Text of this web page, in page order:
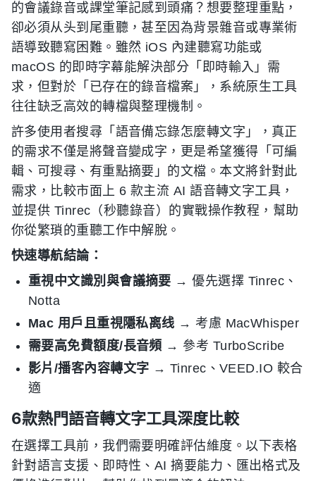
的會議錄音或課堂筆記感到頭痛？想要整理重點，
卻必須从头到尾重聽，甚至因為背景雜音或專業術
語導致聽寫困難。雖然 iOS 內建聽寫功能或
macOS 的即時字幕能解決部分「即時輸入」需
求，但對於「已存在的錄音檔案」，系統原生工具
往往缺乏高效的轉檔與整理機制。
許多使用者搜尋「語音備忘錄怎麼轉文字」，真正
的需求不僅是將聲音變成字，更是希望獲得「可編
輯、可搜尋、有重點摘要」的文檔。本文將針對此
需求，比較市面上 6 款主流 AI 語音轉文字工具，
並提供 Tinrec（秒聽錄音）的實戰操作教程，幫助
你從繁瑣的重聽工作中解脫。
快速導航結論：
重視中文識別與會議摘要 → 優先選擇 Tinrec、
Notta
Mac 用戶且重視隱私离线 → 考慮 MacWhisper
需要高免費額度/長音頻 → 參考 TurboScribe
影片/播客內容轉文字 → Tinrec、VEED.IO 較合
適
6款熱門語音轉文字工具深度比較
在選擇工具前，我們需要明確評估維度。以下表格
針對語言支援、即時性、AI 摘要能力、匯出格式及